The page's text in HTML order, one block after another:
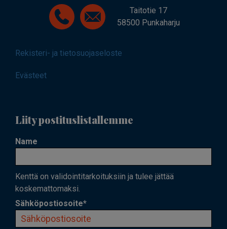
Taitotie 17
58500 Punkaharju
Rekisteri- ja tietosuojaseloste
Evästeet
Liity postituslistallemme
Name
Kenttä on validointitarkoituksiin ja tulee jättää
koskemattomaksi.
Sähköpostiosoite*